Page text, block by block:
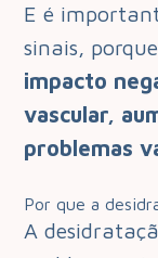
E é
sinais, porque
impacto
vascular,
problemas
Por que a
A